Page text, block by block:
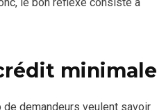
minimale
demandeurs veulent savoir